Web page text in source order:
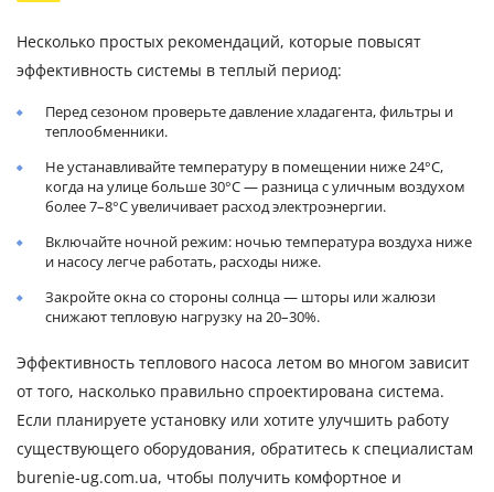
Несколько простых рекомендаций, которые повысят
эффективность системы в теплый период:
Перед сезоном проверьте давление хладагента, фильтры и
теплообменники.
Не устанавливайте температуру в помещении ниже 24°C,
когда на улице больше 30°C — разница с уличным воздухом
более 7–8°C увеличивает расход электроэнергии.
Включайте ночной режим: ночью температура воздуха ниже
и насосу легче работать, расходы ниже.
Закройте окна со стороны солнца — шторы или жалюзи
снижают тепловую нагрузку на 20–30%.
Эффективность теплового насоса летом во многом зависит
от того, насколько правильно спроектирована система.
Если планируете установку или хотите улучшить работу
существующего оборудования, обратитесь к специалистам
burenie-ug.com.ua, чтобы получить комфортное и